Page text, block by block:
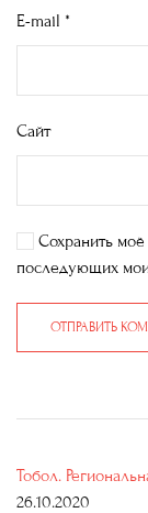
E-mail *
Сайт
Сохранить
последующих
ОТПРАВИТЬ
Тобол.
26.10.2020